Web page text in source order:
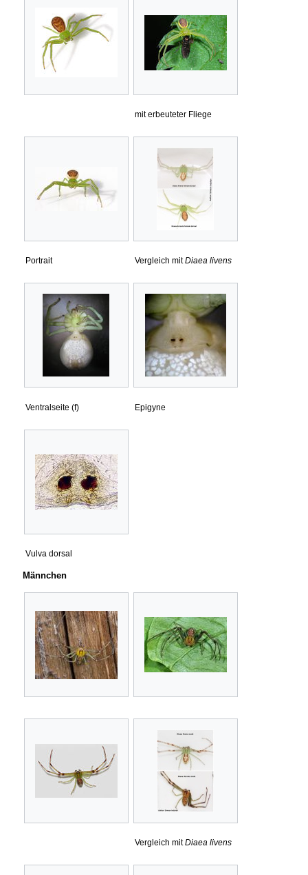
mit erbeuteter Fliege
Portrait Vergleich mitDiaea livens
Ventralseite (f) Epigyne
Vulva dorsal
Männchen
Vergleich mitDiaea livens